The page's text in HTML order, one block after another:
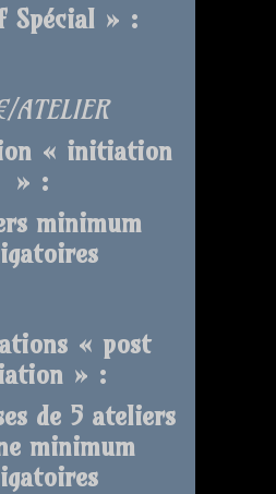
Spécial » :
ATELIER
« initiation
» :
minimum
« post
» :
de 5 ateliers
minimum